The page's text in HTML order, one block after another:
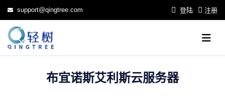
support@qingtree.com 登陆 注册
布宜诺斯艾利斯云服务器